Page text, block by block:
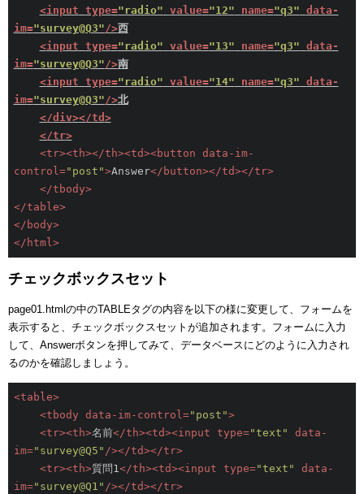
<input type="radio" value="12" name="q3" data-
im="survey@Q3"/>西
<input type="radio" value="13" name="q3" data-
im="survey@Q3"/>南
<input type="radio" value="14" name="q3" data-
im="survey@Q3"/>北
</div></td >
</tr>
<tr><th></th><td><button data-im-
control="post">Answer</ button></td></tr>
</tbody>
</table>
</ body>
</ html>
チェックボックスセット
page01.htmlの中のTABLEタグの内容を以下の様に変更して、フォームを
表示すると、チェックボックスセットが追加されます。フォームに入力
して、Answerボタンを押してみて、データベースにどのように入力され
るのかを確認しましょう。
<table>
<tbody data-im-control ="post">
<tr><th>名前</th><td><input type="text"
data-
im="survey@Q5" /></td></tr>
<tr><th>質問1 </th><td><input type="text"
data-
im="survey@Q1" /></td></tr>